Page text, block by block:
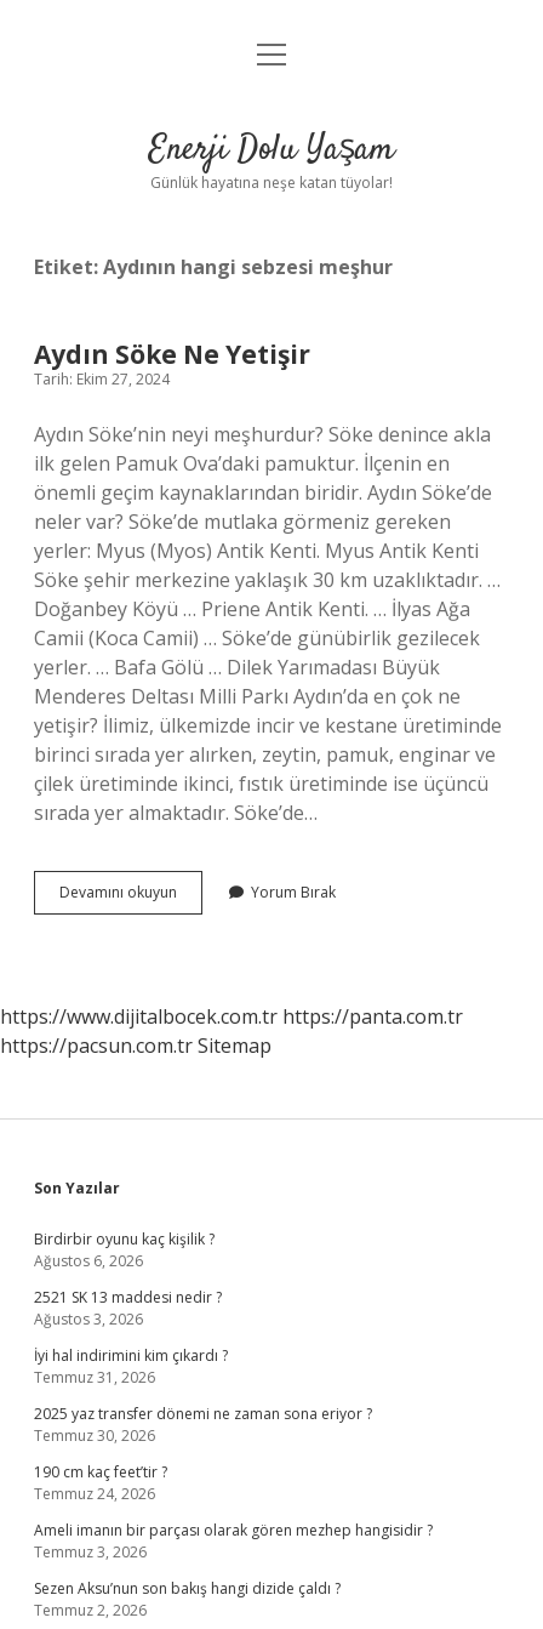
Anasayfa
Yasal Uyarı
menüyü
Enerji Dolu Yaşam
Günlük hayatına neşe katan tüyolar!
Etiket:Aydının hangi sebzesi meşhur
Aydın Söke Ne Yetişir
Tarih: Ekim 27, 2024
Aydın Söke’nin neyi meşhurdur? Söke denince akla
ilk gelen Pamuk Ova’daki pamuktur. İlçenin en
önemli geçim kaynaklarından biridir. Aydın Söke’de
neler var? Söke’de mutlaka görmeniz gereken
yerler: Myus (Myos) Antik Kenti. Myus Antik Kenti
Söke şehir merkezine yaklaşık 30 km uzaklıktadır. …
Doğanbey Köyü … Priene Antik Kenti. … İlyas Ağa
Camii (Koca Camii) … Söke’de günübirlik gezilecek
yerler. … Bafa Gölü … Dilek Yarımadası Büyük
Menderes Deltası Milli Parkı Aydın’da en çok ne
yetişir? İlimiz, ülkemizde incir ve kestane üretiminde
birinci sırada yer alırken, zeytin, pamuk, enginar ve
çilek üretiminde ikinci, fıstık üretiminde ise üçüncü
sırada yer almaktadır. Söke’de…
Devamını okuyun
Söke
Yorum Bırak
https://www.dijitalbocek.com.tr https://panta.com.tr
https://pacsun.com.trSitemap
Sidebar
Son Yazılar
Birdirbir oyunu kaç kişilik ?
Ağustos 6, 2026
2521 SK 13 maddesi nedir ?
Ağustos 3, 2026
İyi hal indirimini kim çıkardı ?
Temmuz 31, 2026
2025 yaz transfer dönemi ne zaman sona eriyor ?
Temmuz 30, 2026
190 cm kaç feet’tir ?
Temmuz 24, 2026
Ameli imanın bir parçası olarak gören mezhep hangisidir ?
Temmuz 3, 2026
Sezen Aksu’nun son bakış hangi dizide çaldı ?
Temmuz 2, 2026